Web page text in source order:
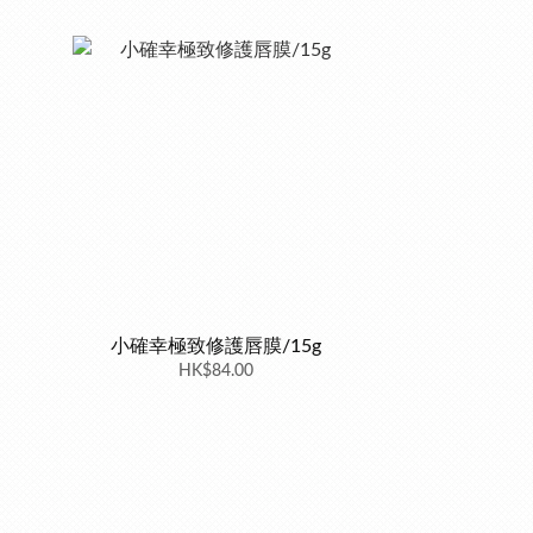
小確幸極致修護唇膜/15g
HK$84.00